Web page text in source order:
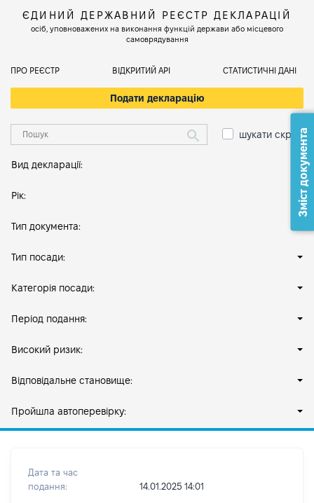
ЄДИНИЙ ДЕРЖАВНИЙ РЕЄСТР ДЕКЛАРАЦІЙ
осіб, уповноважених на виконання функцій держави або місцевого
самоврядування
ПРО РЕЄСТР ВІДКРИТИЙ АРІ СТАТИСТИЧНІ ДАНІ
Подати декларацію
шукати скрізь
Вид декларації:
Рік:
Тип документа:
Тип посади:
Категорія посади:
Період подання:
Високий ризик:
Відповідальне становище:
Пройшла автоперевірку:
Дата та час
подання:
14.01.2025 14:01
Зміст документа